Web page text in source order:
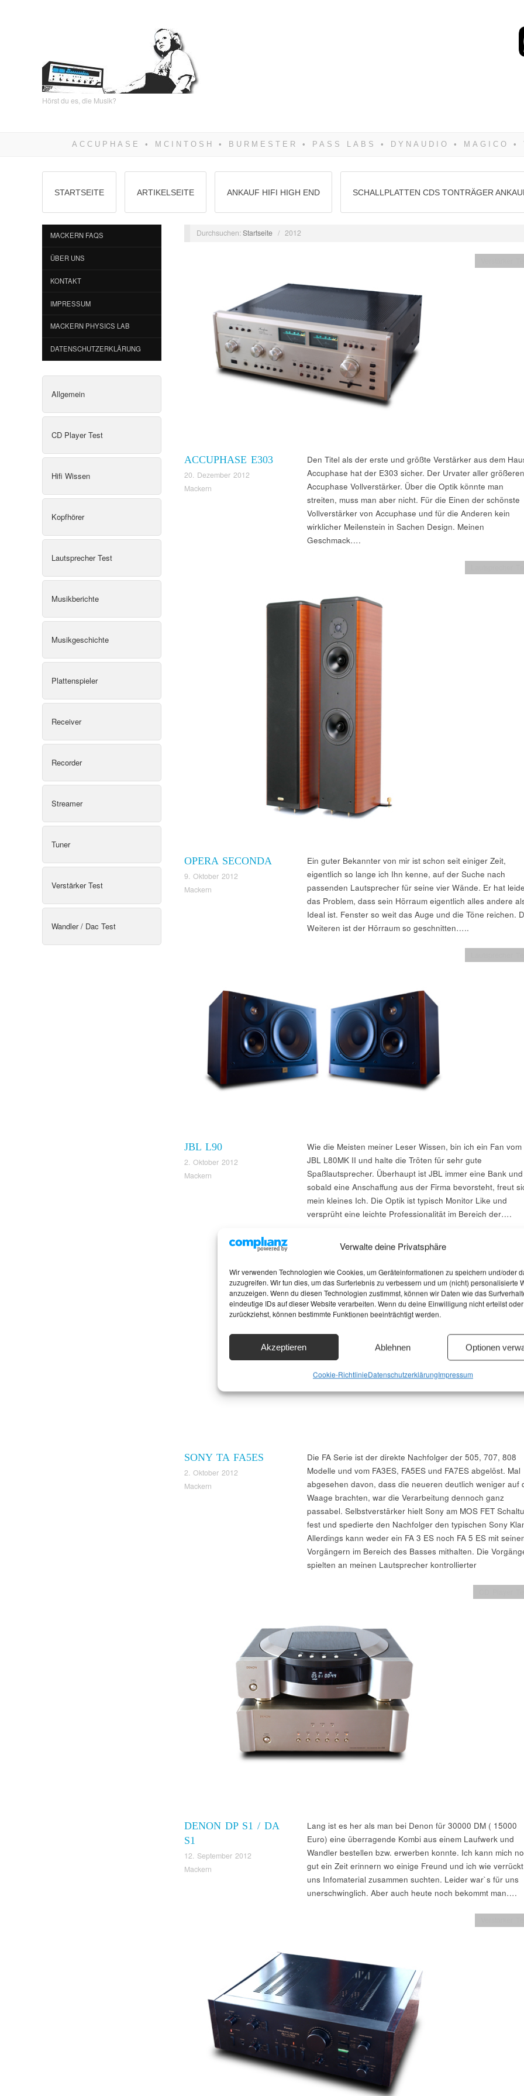
Verwalte deine Privatsphäre
Wir verwenden Technologien wie Cookies, um Geräteinformationen zu speichern und/oder
zuzugreifen. Wir tun dies, um das Surferlebnis zu verbessern und um (nicht) personalisierte
anzuzeigen. Wenn du diesen Technologien zustimmst, können wir Daten wie das
eindeutige IDs auf dieser Website verarbeiten. Wenn du deine Einwilligung nicht erteilst oder
zurückziehst, können bestimmte Funktionen beeinträchtigt werden.
Akzeptieren Ablehnen Optionen
Cookie-RichtlinieDatenschutzerklärungImpressum
Hörst du es, die Musik?
STARTSEITE ARTIKELSEITE ANKAUF HIFI HIGH END SCHALLPLATTEN CDS TONTRÄGER
MACKERN FAQS
ÜBER UNS
KONTAKT
IMPRESSUM
MACKERN PHYSICS LAB
DATENSCHUTZERKLÄRUNG
Allgemein
CD Player Test
Hifi Wissen
Kopfhörer
Lautsprecher Test
Musikberichte
Musikgeschichte
Plattenspieler
Receiver
Recorder
Streamer
Tuner
Verstärker Test
Wandler / Dac Test
Durchsuchen:Startseite / 2012
ACCUPHASE E303
20. Dezember 2012
Mackern
Den Titel als der erste und größte Verstärker aus dem
Accuphase hat der E303 sicher. Der Urvater aller größeren
Accuphase Vollverstärker. Über die Optik könnte man
streiten, muss man aber nicht. Für die Einen der schönste
Vollverstärker von Accuphase und für die Anderen kein
wirklicher Meilenstein in Sachen Design. Meinen
Geschmack….
OPERA SECONDA
9. Oktober 2012
Mackern
Ein guter Bekannter von mir ist schon seit einiger Zeit,
eigentlich so lange ich Ihn kenne, auf der Suche nach
passenden Lautsprecher für seine vier Wände. Er hat
das Problem, dass sein Hörraum eigentlich alles andere
Ideal ist. Fenster so weit das Auge und die Töne reichen.
Weiteren ist der Hörraum so geschnitten…..
JBL L90
2. Oktober 2012
Mackern
Wie die Meisten meiner Leser Wissen, bin ich ein Fan vom
JBL L80MK II und halte die Tröten für sehr gute
Spaßlautsprecher. Überhaupt ist JBL immer eine Bank und
sobald eine Anschaffung aus der Firma bevorsteht, freut
mein kleines Ich. Die Optik ist typisch Monitor Like und
versprüht eine leichte Professionalität im Bereich der….
SONY TA FA5ES
2. Oktober 2012
Mackern
Die FA Serie ist der direkte Nachfolger der 505, 707, 808
Modelle und vom FA3ES, FA5ES und FA7ES abgelöst. Mal
abgesehen davon, dass die neueren deutlich weniger auf
Waage brachten, war die Verarbeitung dennoch ganz
passabel. Selbstverstärker hielt Sony am MOS FET
fest und spedierte den Nachfolger den typischen Sony
Allerdings kann weder ein FA 3 ES noch FA 5 ES mit
Vorgängern im Bereich des Basses mithalten. Die
spielten an meinen Lautsprecher kontrollierter
DENON DP S1 / DA
S1
12. September 2012
Mackern
Lang ist es her als man bei Denon für 30000 DM ( 15000
Euro) eine überragende Kombi aus einem Laufwerk und
Wandler bestellen bzw. erwerben konnte. Ich kann mich
gut ein Zeit erinnern wo einige Freund und ich wie verrückt
uns Infomaterial zusammen suchten. Leider war`s für uns
unerschwinglich. Aber auch heute noch bekommt man….